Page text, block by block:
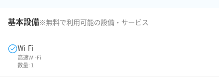
基本設備※無料で利用可能の設備・サービス
Wi-Fi
高速Wi-Fi
数量: 1